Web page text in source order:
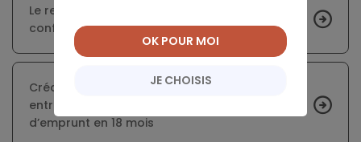
Le retournement du marché immobilier se
confirme en Île-de-France
Crédit immobilier : la remontée des taux
entraîne une baisse de 20 % de la capacité
d’emprunt en 18 mois
JE CHOISIS
OK POUR MOI